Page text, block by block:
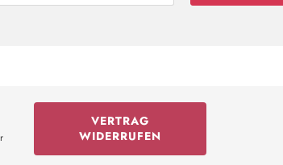
VERTRAG
WIDERRUFEN